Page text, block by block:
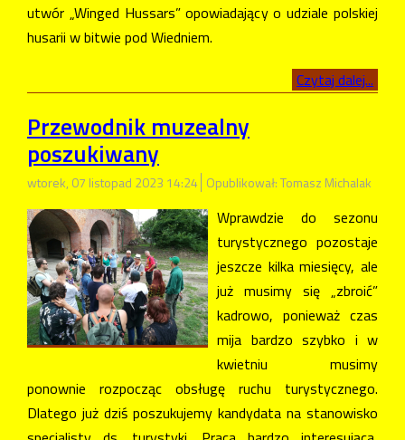
utwór „Winged Hussars” opowiadający o udziale polskiej
husarii w bitwie pod Wiedniem.
Czytaj dalej...
Przewodnik muzealny
poszukiwany
wtorek, 07 listopad 2023 14:24 Opublikował: Tomasz Michalak
Wprawdzie do sezonu
turystycznego pozostaje
jeszcze kilka miesięcy, ale
już musimy się „zbroić”
kadrowo, ponieważ czas
mija bardzo szybko i w
kwietniu musimy
ponownie rozpocząc obsługę ruchu turystycznego.
Dlatego już dziś poszukujemy kandydata na stanowisko